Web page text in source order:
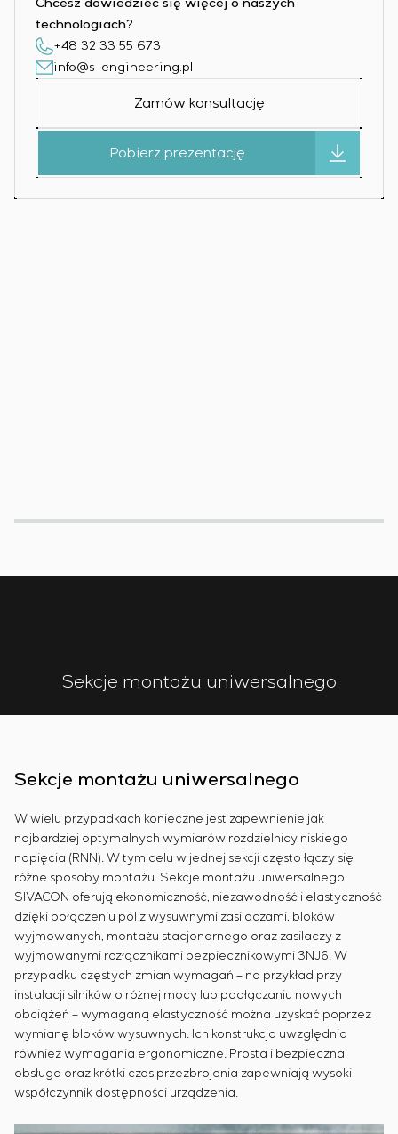
Chcesz dowiedzieć się więcej o naszych
technologiach?
+48 32 33 55 673
info@s-engineering.pl
Zamów konsultację
Pobierz prezentację
Sekcje montażu uniwersalnego
Sekcje montażu uniwersalnego
W wielu przypadkach konieczne jest zapewnienie jak
najbardziej optymalnych wymiarów rozdzielnicy niskiego
napięcia (RNN). W tym celu w jednej sekcji często łączy się
różne sposoby montażu. Sekcje montażu uniwersalnego
SIVACON oferują ekonomiczność, niezawodność i elastyczność
dzięki połączeniu pól z wysuwnymi zasilaczami, bloków
wyjmowanych, montażu stacjonarnego oraz zasilaczy z
wyjmowanymi rozłącznikami bezpiecznikowymi 3NJ6. W
przypadku częstych zmian wymagań – na przykład przy
instalacji silników o różnej mocy lub podłączaniu nowych
obciążeń – wymaganą elastyczność można uzyskać poprzez
wymianę bloków wysuwnych. Ich konstrukcja uwzględnia
również wymagania ergonomiczne. Prosta i bezpieczna
obsługa oraz krótki czas przezbrojenia zapewniają wysoki
współczynnik dostępności urządzenia.